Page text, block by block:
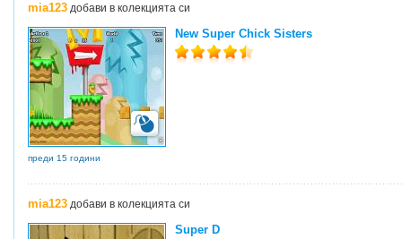
mia123 добави в колекцията си
New Super Chick Sisters
преди 15 години
mia123 добави в колекцията си
Super D